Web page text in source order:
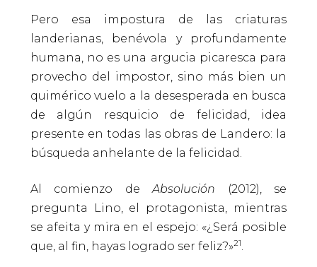
Pero esa impostura de las criaturas
landerianas, benévola y profundamente
humana, no es una argucia picaresca para
provecho del impostor, sino más bien un
quimérico vuelo a la desesperada en busca
de algún resquicio de felicidad, idea
presente en todas las obras de Landero: la
búsqueda anhelante de la felicidad.
Al comienzo deAbsolución (2012), se
pregunta Lino, el protagonista, mientras
se afeita y mira en el espejo: «¿Será posible
que, al fin, hayas logrado ser feliz?»21